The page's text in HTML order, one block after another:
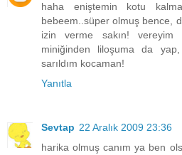
haha eniştemin kotu
bebeem..süper olmuş bence,
izin verme sakın! vereyim
miniğinden liloşuma da
sarıldım kocaman!
Yanıtla
Sevtap 22 Aralık 2009 23:36
harika olmuş canım ya ben